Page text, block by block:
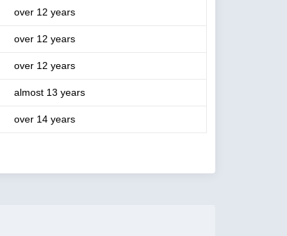
over 12 years
over 12 years
over 12 years
almost 13 years
over 14 years